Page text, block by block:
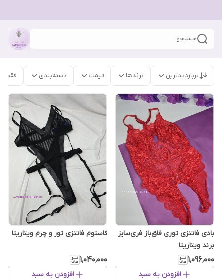
جستجو
پربازدیدترین برندها قیمت دسته‌بندی فقط
بادی فانتزی توری فاق‌باز فری‌سایز
برند ویتاریتا
۱٬۰۹۶٬۰۰۰
افزودن به سبد
کاستوم فانتزی تور و چرم ویتاریتا
۱٬۰۴۰٬۰۰۰
افزودن به سبد